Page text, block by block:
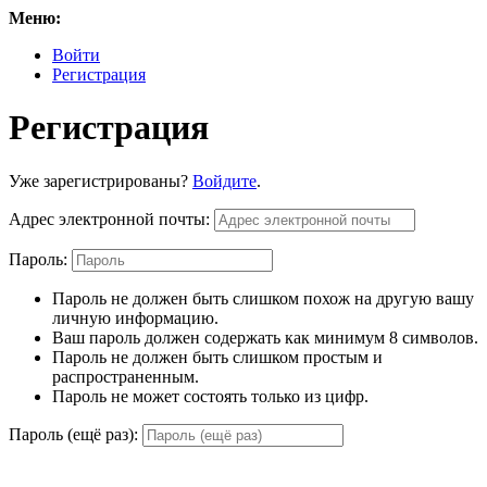
Меню:
Войти
Регистрация
Регистрация
Уже зарегистрированы? Войдите.
Адрес электронной почты:
Пароль:
Пароль не должен быть слишком похож на другую вашу
личную информацию.
Ваш пароль должен содержать как минимум 8 символов.
Пароль не должен быть слишком простым и
распространенным.
Пароль не может состоять только из цифр.
Пароль (ещё раз):